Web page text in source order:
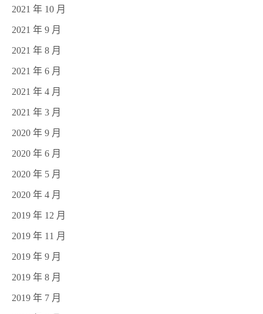
2021 年 10 月
2021 年 9 月
2021 年 8 月
2021 年 6 月
2021 年 4 月
2021 年 3 月
2020 年 9 月
2020 年 6 月
2020 年 5 月
2020 年 4 月
2019 年 12 月
2019 年 11 月
2019 年 9 月
2019 年 8 月
2019 年 7 月